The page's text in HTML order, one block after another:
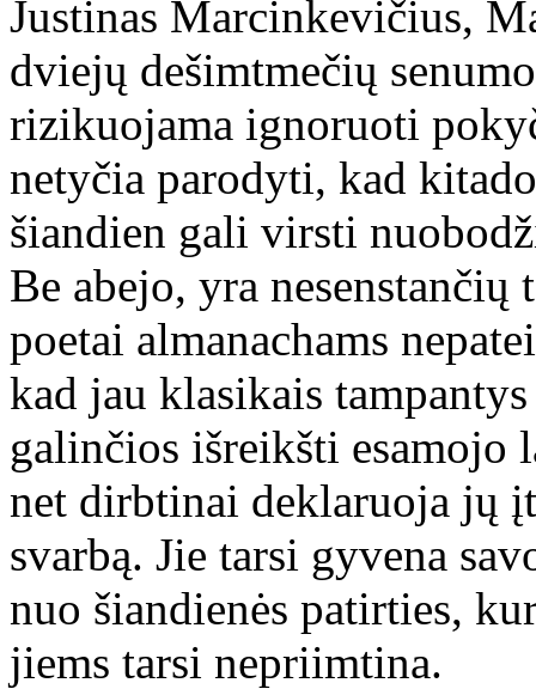
Justinas Marcinkevičius,
dviejų dešimtmečių
rizikuojama ignoruoti
netyčia parodyti, kad
šiandien gali virsti
Be abejo, yra
poetai almanachams
kad jau klasikais
galinčios išreikšti esamojo
net dirbtinai deklaruoja jų
svarbą. Jie tarsi gyvena
nuo šiandienės patirties,
jiems tarsi nepriimtina.